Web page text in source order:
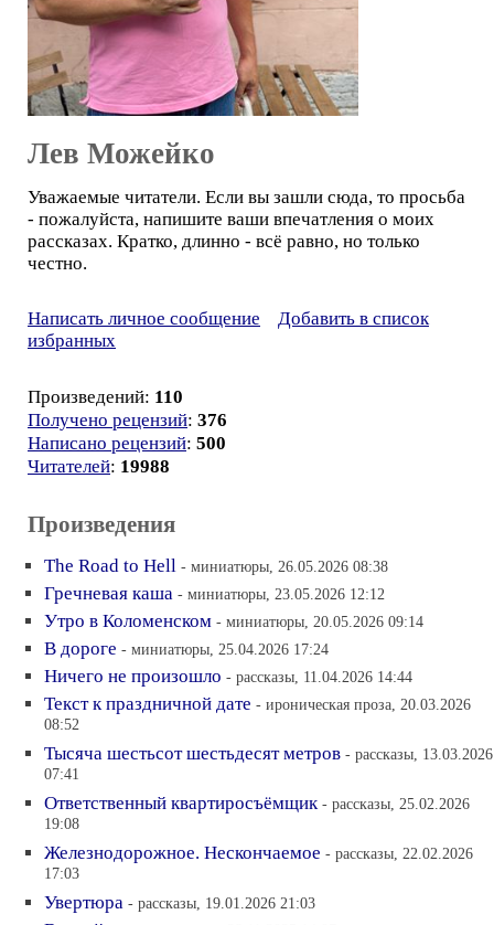
Лев Можейко
Уважаемые читатели. Если вы зашли сюда, то просьба
- пожалуйста, напишите ваши впечатления о моих
рассказах. Кратко, длинно - всё равно, но только
честно.
Написать личное сообщение
Добавить в список
избранных
Произведений: 110
Получено рецензий: 376
Написано рецензий: 500
Читателей: 19988
Произведения
The Road to Hell - миниатюры, 26.05.2026 08:38
Гречневая каша - миниатюры, 23.05.2026 12:12
Утро в Коломенском - миниатюры, 20.05.2026 09:14
В дороге - миниатюры, 25.04.2026 17:24
Ничего не произошло - рассказы, 11.04.2026 14:44
Текст к праздничной дате - ироническая проза, 20.03.2026
08:52
Тысяча шестьсот шестьдесят метров - рассказы, 13.03.2026
07:41
Ответственный квартиросъёмщик - рассказы, 25.02.2026
19:08
Железнодорожное. Нескончаемое - рассказы, 22.02.2026
17:03
Увертюра - рассказы, 19.01.2026 21:03